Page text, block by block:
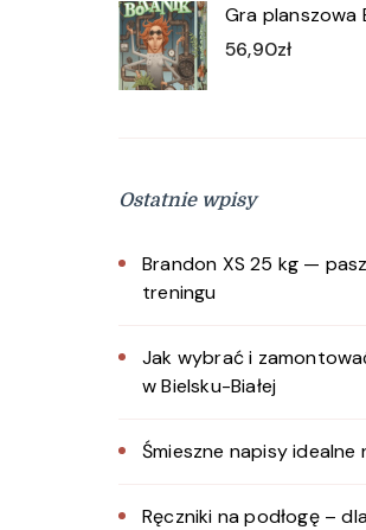
Gra planszowa
56,90zł
Ostatnie wpisy
Brandon XS 25 kg —
treningu
Jak wybrać i
w Bielsku-Białej
Śmieszne napisy idealne
Ręczniki na podłogę –